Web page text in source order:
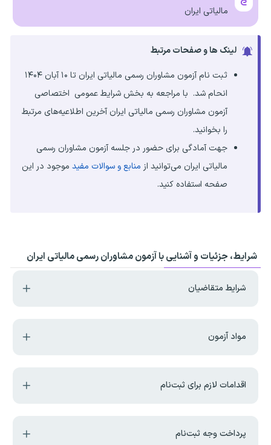
مالیاتی ایران
لینک ها و صفحات مرتبط
ثبت نام آزمون مشاوران رسمی مالیاتی ایران تا ۱۰ آبان ۱۴۰۴
انحام شد. با مراجعه به بخش شرایط عمومی اختصاصی
آزمون مشاوران رسمی مالیاتی ایران آخرین اطلاعیه‌های مرتبط
را بخوانید.
جهت آمادگی برای حضور در جلسه آزمون مشاوران رسمی
مالیاتی ایران می‌توانید از منابع و سوالات مفید موجود در این
صفحه استفاده کنید.
شرایط، جزئیات و آشنایی با آزمون مشاوران رسمی مالیاتی ایران
شرایط متقاضیان
مواد آزمون
اقدامات لازم برای ثبت‌نام
پرداخت وجه ثبت‌نام